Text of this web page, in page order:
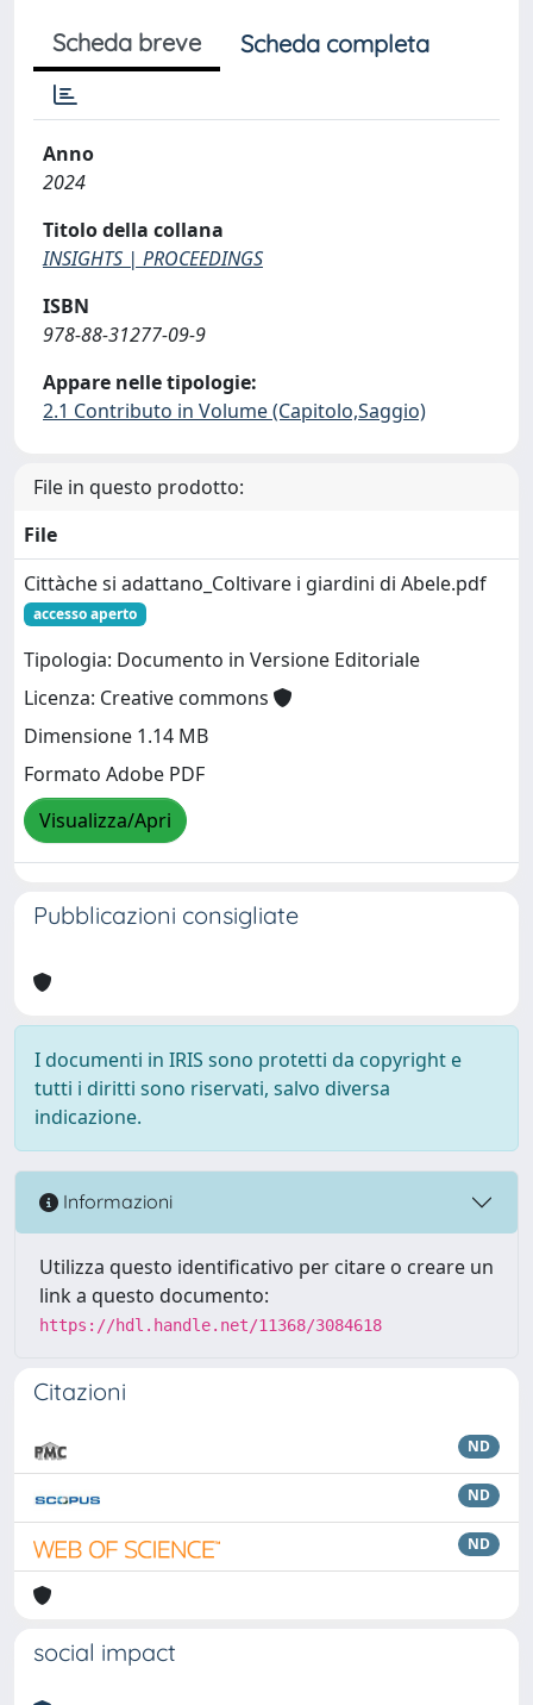
Scheda breve Scheda completa
Anno
2024
Titolo della collana
INSIGHTS | PROCEEDINGS
ISBN
978-88-31277-09-9
Appare nelle tipologie:
2.1 Contributo in Volume (Capitolo,Saggio)
File in questo prodotto:
File
Cittàche si adattano_Coltivare i giardini di Abele.pdf
accesso aperto
Tipologia: Documento in Versione Editoriale
Licenza: Creative commons
Dimensione 1.14 MB
Formato Adobe PDF
Visualizza/Apri
Pubblicazioni consigliate
I documenti in IRIS sono protetti da copyright e
tutti i diritti sono riservati, salvo diversa
indicazione.
Informazioni
Utilizza questo identificativo per citare o creare un
link a questo documento:
https://hdl.handle.net/11368/3084618
Citazioni
ND
ND
ND
social impact